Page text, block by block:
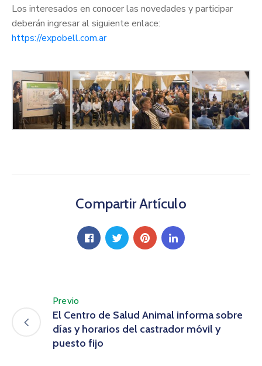
Los interesados en conocer las novedades y participar
deberán ingresar al siguiente enlace:
https://expobell.com.ar
Compartir Artículo
Previo
El Centro de Salud Animal informa sobre
días y horarios del castrador móvil y
puesto fijo